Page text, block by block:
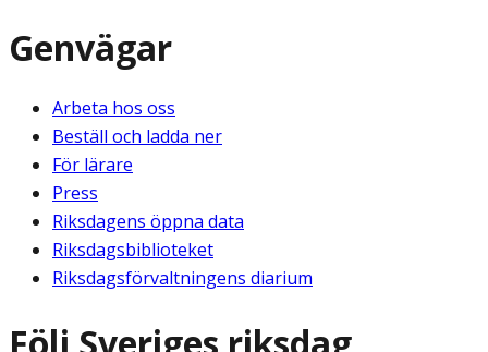
Genvägar
Arbeta hos oss
Beställ och ladda ner
För lärare
Press
Riksdagens öppna data
Riksdagsbiblioteket
Riksdagsförvaltningens diarium